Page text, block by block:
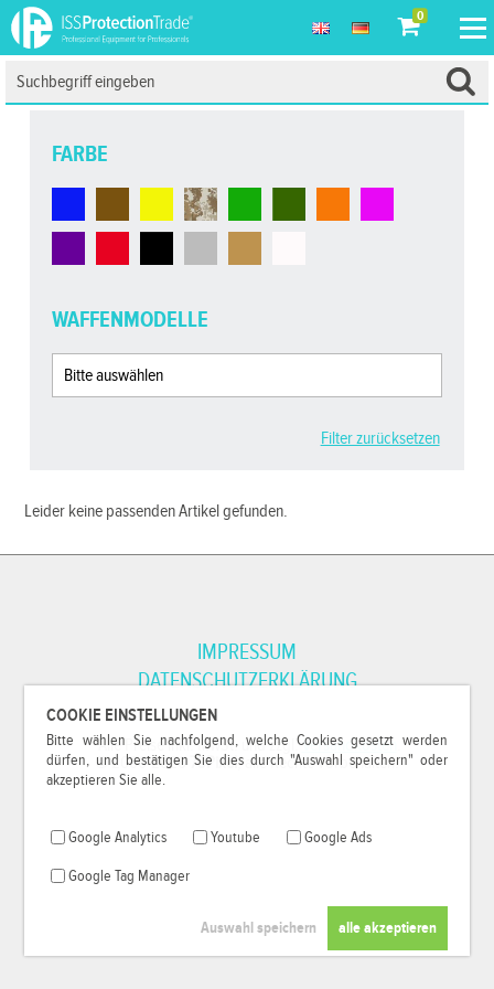
COOKIE EINSTELLUNGEN
Bitte wählen Sie nachfolgend, welche Cookies gesetzt werden
dürfen, und bestätigen Sie dies durch "Auswahl speichern" oder
akzeptieren Sie alle.
Google Analytics Youtube Google Ads
Google Tag Manager
0
FARBE
WAFFENMODELLE
Filter zurücksetzen
Leider keine passenden Artikel gefunden.
IMPRESSUM
DATENSCHUTZERKLÄRUNG
*Alle Preise inkl. MwSt. und zzgl.Versandkosten
© 2000-2026 79Pixel, alle Rechte vorbehalten.